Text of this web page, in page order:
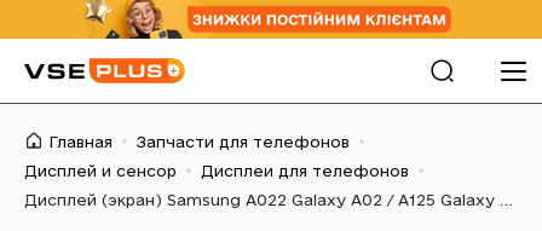
Главная
Запчасти для телефонов
Дисплей и сенсор
Дисплеи для телефонов